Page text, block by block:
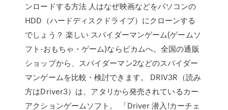
ンロードする方法 人はなぜ映画などをパソコンの
HDD（ハードディスクドライブ）にクローンする
でしょう？ 楽しい スパイダーマンゲーム(ゲームソ
フト-おもちゃ・ゲーム)ならビカムへ。全国の通販
ショップから、スパイダーマン2などのスパイダー
マンゲームを比較・検討できます。 DRIV3R（読み
方はDriver3）は、アタリから発売されているカー
アクションゲームソフト。 「Driver 潜入!カーチェ